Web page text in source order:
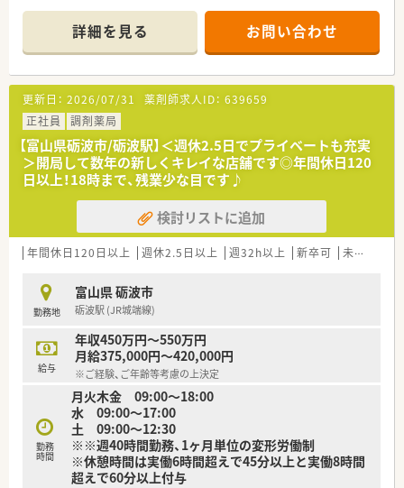
＊------------------------------------------＊
【店舗情報と応需状況について】
■近隣のクリニックから内科や呼吸器科や消化器科や血液内科
の処方箋を1日20から30枚程度応需しています。
■福野駅から車で10分ほどの場所に位置しており、マイカー通
勤が可能なので毎日の通勤も非常にスムーズです。
■現在店舗では薬剤師1名と事務員1名が正社員として在籍して
おり、医薬品の採用品目数は725品目となります。
【法人特徴について】
■北陸エリア最大手の医薬品卸で支店長を務めた経験を持つ創
業者が立ち上げた、地域密着型の調剤薬局グループです。
■高岡地区を中心に複数の店舗を展開しており、地域の医療に貢
献しながら安定した事業基盤を築いている法人になります。
わせた働き方を親身になって提案してくれる社風です。
【勤務実態について】
■月火水金曜日は9時から18時まで、木土曜日は9時から12時30
分までの開局時間で無理なく勤務していただけます。
■週休2.5日のシフト制を採用しており、年間休日は120日以上
とワークライフバランスを保ちやすい勤務体系です。
■18時までの勤務で残業も発生しにくいため、仕事終わりのプ
ライベートな時間をしっかりと確保できる環境となります。
詳細を見る お問い合わせ
更新日： 2026/07/31 薬剤師求人ID： 639659
正社員
調剤薬局
【富山県砺波市/砺波駅】＜週休2.5日でプライベートも充実
＞開局して数年の新しくキレイな店舗です◎年間休日120
日以上！18時まで、残業少な目です♪
検討リストに追加
年間休日120日以上 週休2.5日以上 週32h以上 新卒可 未経験可
勤務地
富山県 砺波市
砺波駅 (JR城端線)
給与
年収450万円～550万円
月給375,000円～420,000円
※ご経験、ご年齢等考慮の上決定
勤務
時間
月火木金 09:00～18:00
水 09:00～17:00
土 09:00～12:30
※※週40時間勤務、1ヶ月単位の変形労働制
※休憩時間は実働6時間超えで45分以上と実働8時間
超えで60分以上付与